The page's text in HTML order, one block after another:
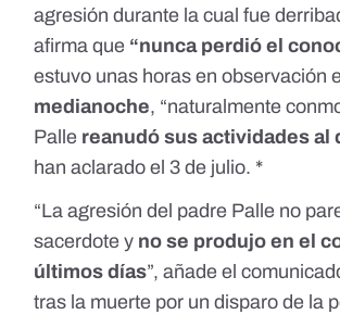
agresión durante la cual fue
afirma que “nunca perdió el
estuvo unas horas en observación
medianoche, “naturalmente
Palle reanudó sus actividades al
han aclarado el 3 de julio. *
“La agresión del padre Palle no
sacerdote y no se produjo en el
últimos días”, añade el
tras la muerte por un disparo de la